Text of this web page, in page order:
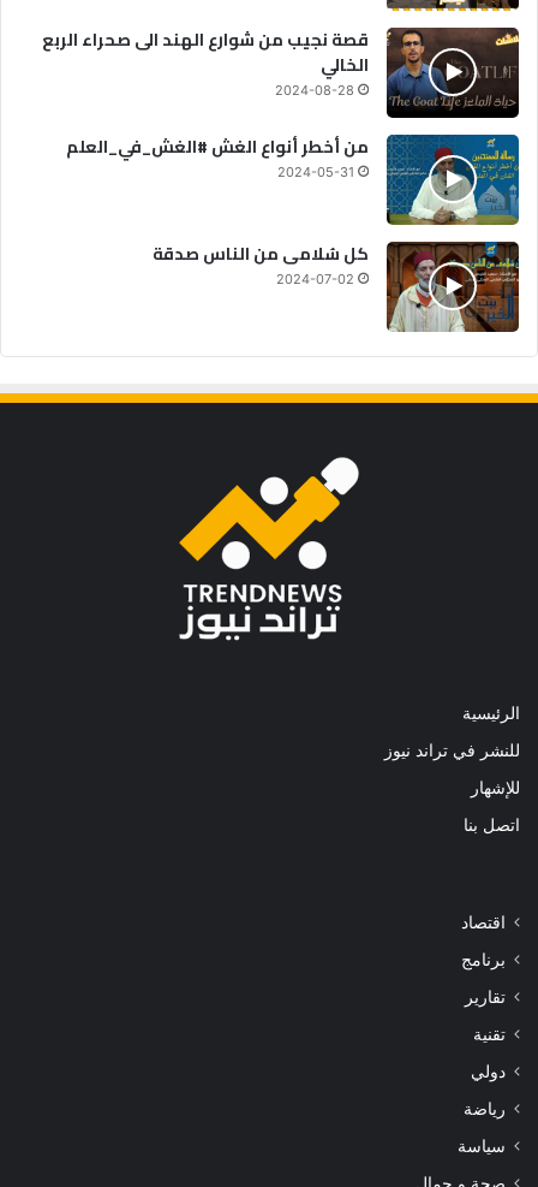
قصة نجيب من شوارع الهند الى صحراء الربع
الخالي
2024-08-28
من أخطر أنواع الغش #الغش_في_العلم
2024-05-31
كل سُلامى من الناس صدقة
2024-07-02
الرئيسية
للنشر في تراند نيوز
للإشهار
اتصل بنا
اقتصاد
برنامج
تقارير
تقنية
دولي
رياضة
سياسة